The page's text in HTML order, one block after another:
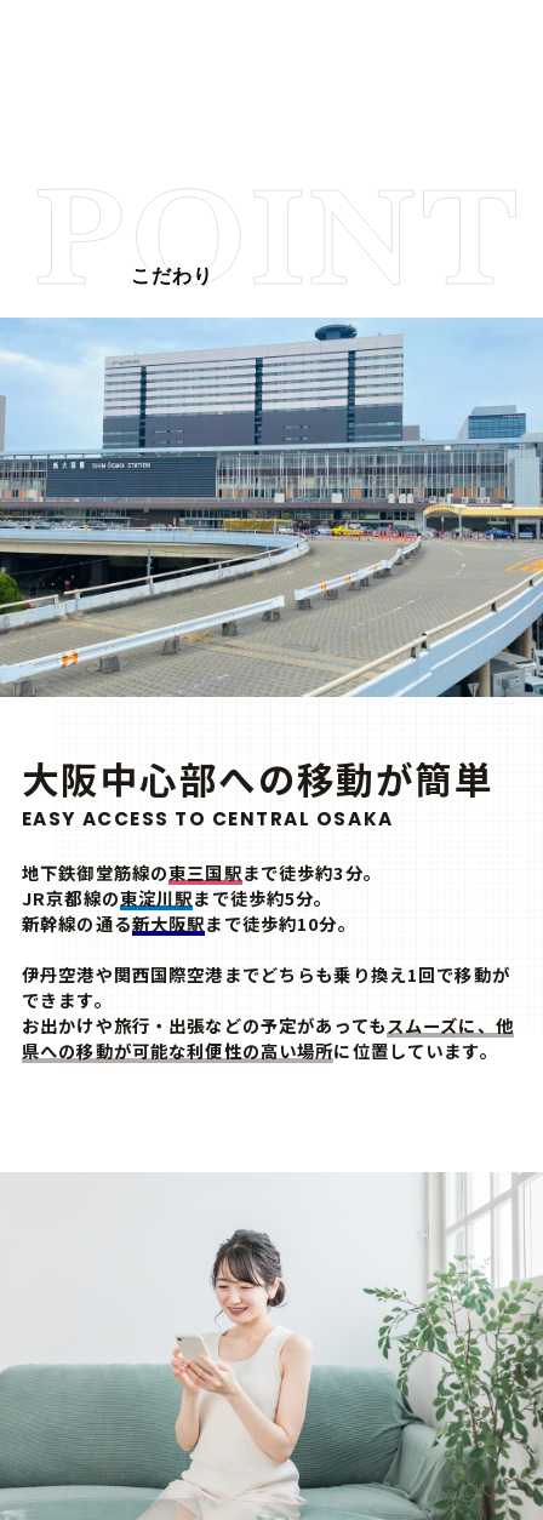
こだわり
大阪中心部への移動が簡単
EASY ACCESS TO CENTRAL OSAKA
地下鉄御堂筋線の東三国駅まで徒歩約3分。
JR京都線の東淀川駅まで徒歩約5分。
新幹線の通る新大阪駅まで徒歩約10分。
伊丹空港や関西国際空港までどちらも乗り換え1回で移動が
できます。
お出かけや旅行・出張などの予定があってもスムーズに、他
県への移動が可能な利便性の高い場所に位置しています。